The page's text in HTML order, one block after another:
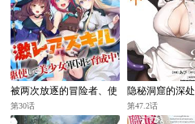
被两次放逐的冒险者、使
用超稀有技能培育美少女
军团!
第30话
隐秘洞窟的深处
第47.2话